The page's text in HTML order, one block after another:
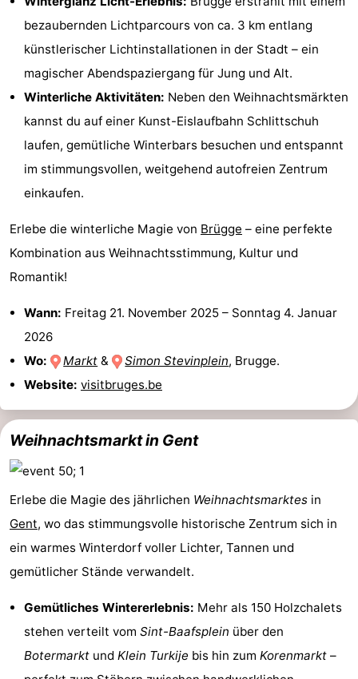
bezaubernden Lichtparcours von ca. 3 km entlang
künstlerischer Lichtinstallationen in der Stadt – ein
magischer Abendspaziergang für Jung und Alt.
Winterliche Aktivitäten: Neben den Weihnachtsmärkten
kannst du auf einer Kunst-Eislaufbahn Schlittschuh
laufen, gemütliche Winterbars besuchen und entspannt
im stimmungsvollen, weitgehend autofreien Zentrum
einkaufen.
Erlebe die winterliche Magie von Brügge – eine perfekte
Kombination aus Weihnachtsstimmung, Kultur und
Romantik!
Wann: Freitag 21. November 2025 – Sonntag 4. Januar
2026
Wo:
Markt & Simon Stevinplein, Brugge.
Website: visitbruges.be
Weihnachtsmarkt in Gent
Erlebe die Magie des jährlichen Weihnachtsmarktes in
Gent, wo das stimmungsvolle historische Zentrum sich in
ein warmes Winterdorf voller Lichter, Tannen und
gemütlicher Stände verwandelt.
Gemütliches Wintererlebnis: Mehr als 150 Holzchalets
stehen verteilt vom Sint-Baafsplein über den
Botermarkt und Klein Turkije bis hin zum Korenmarkt –